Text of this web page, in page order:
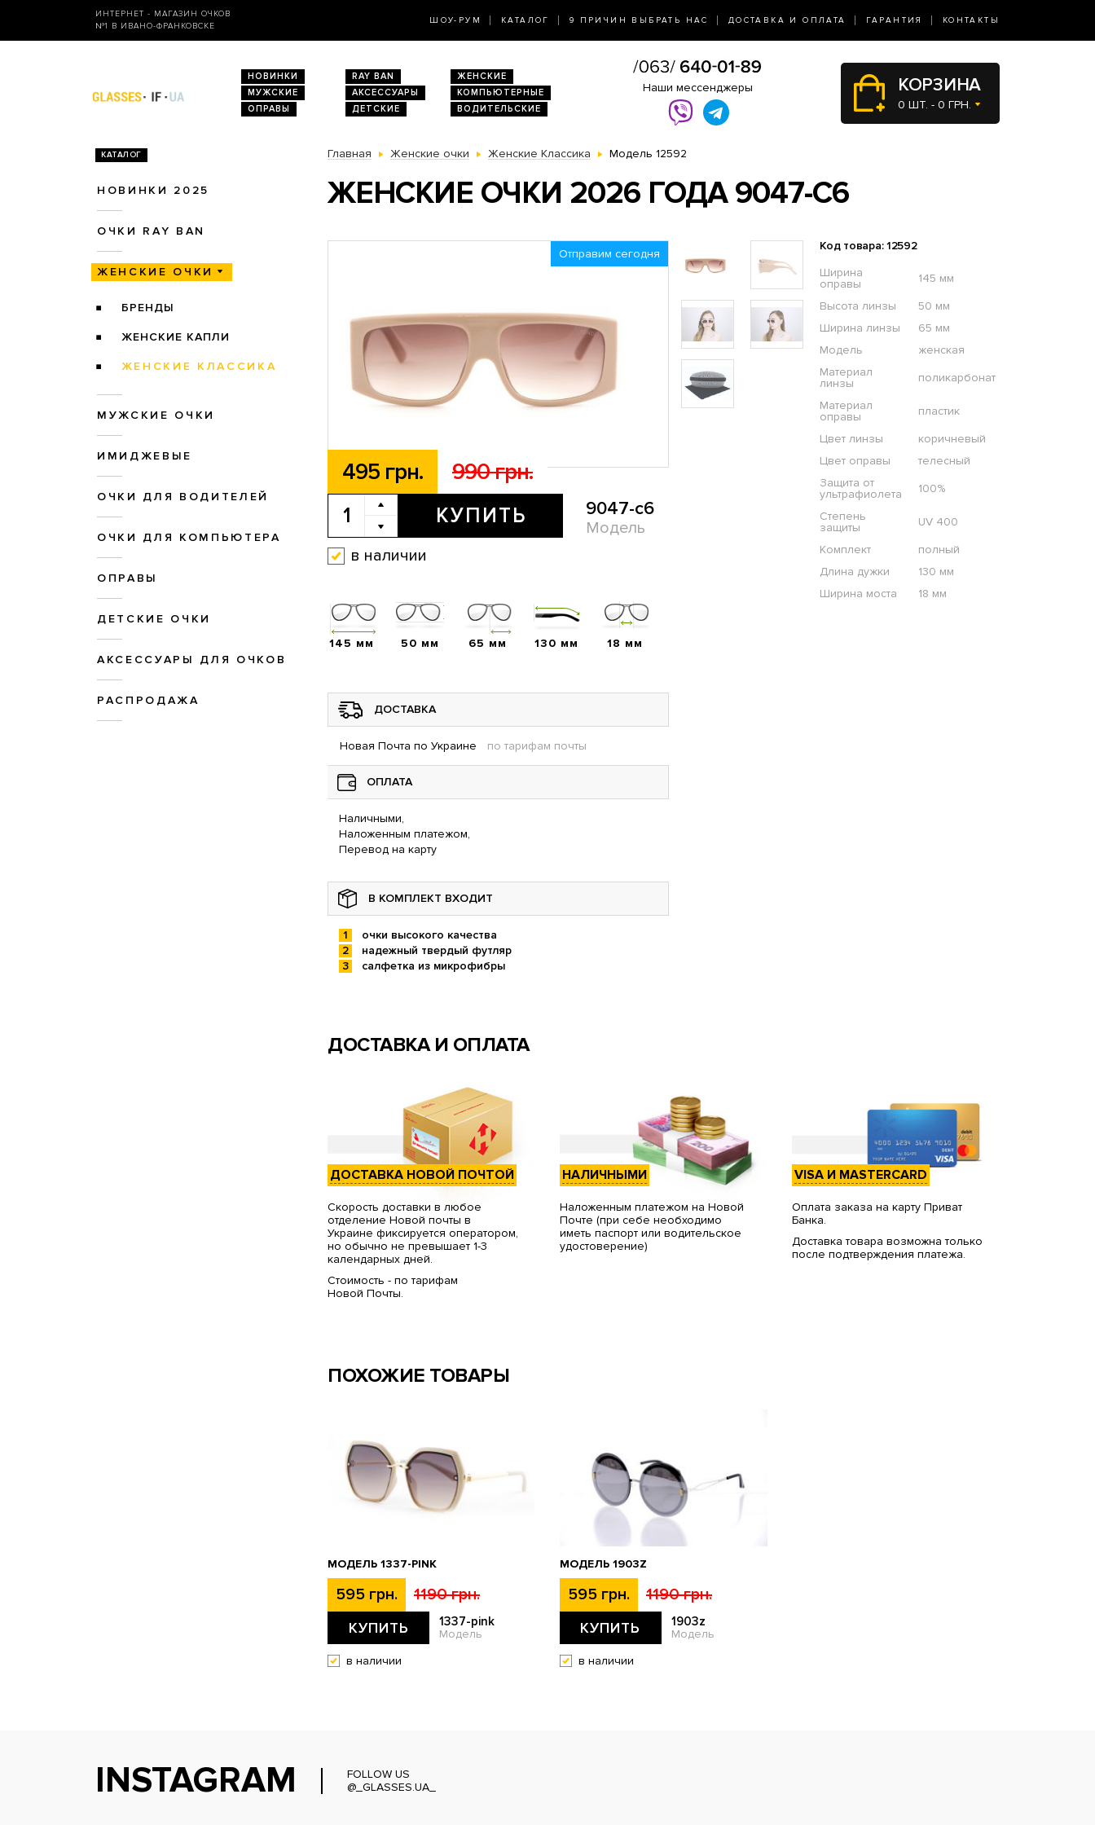
ИНТЕРНЕТ - МАГАЗИН ОЧКОВ
№1 В ИВАНО-ФРАНКОВСКЕ
ШОУ-РУМ КАТАЛОГ 9 ПРИЧИН ВЫБРАТЬ НАС ДОСТАВКА И ОПЛАТА ГАРАНТИЯ КОНТАКТЫ
НОВИНКИ RAY BAN
ЖЕНСКИЕ
МУЖСКИЕ
АКСЕССУАРЫ
КОМПЬЮТЕРНЫЕ
ОПРАВЫ
ДЕТСКИЕ ВОДИТЕЛЬСКИЕ
Наши мессенджеры КОРЗИНА
0 ШТ. - 0 ГРН.
КАТАЛОГ
НОВИНКИ 2025
ОЧКИ RAY BAN
ЖЕНСКИЕ ОЧКИ
БРЕНДЫ
ЖЕНСКИЕ КАПЛИ
ЖЕНСКИЕ КЛАССИКА
МУЖСКИЕ ОЧКИ
ИМИДЖЕВЫЕ
ОЧКИ ДЛЯ ВОДИТЕЛЕЙ
ОЧКИ ДЛЯ КОМПЬЮТЕРА
ОПРАВЫ
ДЕТСКИЕ ОЧКИ
АКСЕССУАРЫ ДЛЯ ОЧКОВ
РАСПРОДАЖА
Главная Женские очки Женские Классика Модель 12592
ЖЕНСКИЕ ОЧКИ 2026 ГОДА 9047-С6
Отправим сегодня
495 грн. 990 грн.
КУПИТЬ 9047-с6
Модель
в наличии
Код товара: 12592
Ширина
оправы
145 мм
Высота линзы
50 мм
Ширина линзы
65 мм
Модель
женская
Материал
линзы
поликарбонат
Материал
оправы
пластик
Цвет линзы
коричневый
Цвет оправы
телесный
Защита от
ультрафиолета
100%
Степень
защиты
UV 400
Комплект
полный
Длина дужки
130 мм
Ширина моста
18 мм
145 мм 50 мм 65 мм 130 мм 18 мм
ДОСТАВКА
Новая Почта по Украине по тарифам почты
ОПЛАТА
Наличными,
Наложенным платежом,
Перевод на карту
В КОМПЛЕКТ ВХОДИТ
очки высокого качества
надежный твердый футляр
салфетка из микрофибры
ДОСТАВКА И ОПЛАТА
ДОСТАВКА НОВОЙ ПОЧТОЙ
Скорость доставки в любое
отделение Новой почты в
Украине фиксируется оператором,
но обычно не превышает 1-3
календарных дней.
Стоимость - по тарифам
Новой Почты.
НАЛИЧНЫМИ
Наложенным платежом на Новой
Почте (при себе необходимо
иметь паспорт или водительское
удостоверение)
VISA И MASTERCARD
Оплата заказа на карту Приват
Банка.
Доставка товара возможна только
после подтверждения платежа.
ПОХОЖИЕ ТОВАРЫ
МОДЕЛЬ 1337-PINK
595 грн. 1190 грн.
КУПИТЬ 1337-pink
Модель
в наличии
МОДЕЛЬ 1903Z
595 грн. 1190 грн.
КУПИТЬ 1903z
Модель
в наличии
INSTAGRAM
FOLLOW US
@_GLASSES.UA_